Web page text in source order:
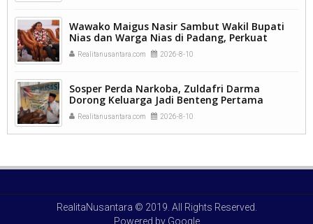
Wawako Maigus Nasir Sambut Wakil Bupati
Nias dan Warga Nias di Padang, Perkuat
Persaudaraan dalam Keberagaman
Realitanusantara.com 2026-8-10
Sosper Perda Narkoba, Zuldafri Darma
Dorong Keluarga Jadi Benteng Pertama
Lindungi Generasi Muda
Realitanusantara.com 2026-8-10
RealitaNusantara © 2019. All Rights Reserved.
Powered by Google